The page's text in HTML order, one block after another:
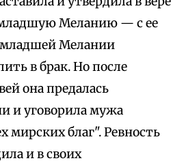
Меланию — с ее
Мелании
в брак. Но после
она предалась
и уговорила мужа
мирских благ". Ревность
и в своих